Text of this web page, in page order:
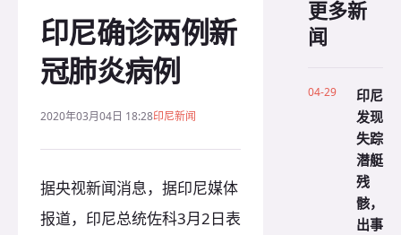
印尼确诊两例新
冠肺炎病例
2020年03月04日 18:28印尼新闻
据央视新闻消息，据印尼媒体
报道，印尼总统佐科3月2日表
更多新
闻
04-29
印尼
发现
失踪
潜艇
残
骸，
出事